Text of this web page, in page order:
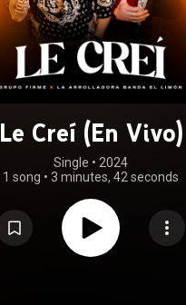
Le Creí (En Vivo)
Single • 2024
1 song • 3 minutes, 42 seconds